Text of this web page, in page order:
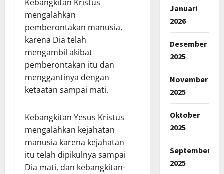
Kebangkitan Kristus
mengalahkan
pemberontakan manusia,
karena Dia telah
mengambil akibat
pemberontakan itu dan
menggantinya dengan
ketaatan sampai mati.
Kebangkitan Yesus Kristus
mengalahkan kejahatan
manusia karena kejahatan
itu telah dipikulnya sampai
Dia mati, dan kebangkitan-
Januari
2026
Desember
2025
November
2025
Oktober
2025
September
2025